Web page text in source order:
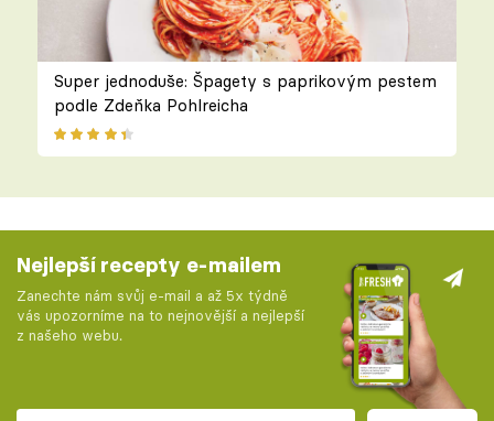
Super jednoduše: Špagety s paprikovým pestem
podle Zdeňka Pohlreicha
Nejlepší recepty e-mailem
Zanechte nám svůj e-mail a až 5x týdně
vás upozorníme na to nejnovější a nejlepší
z našeho webu.